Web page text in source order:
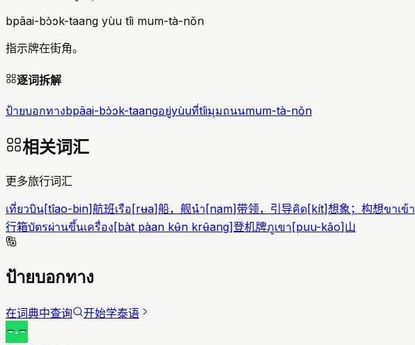
bpâai-bɔ̀ɔk-taang yùu tîi mum-tà-nǒn
指示牌在街角。
逐词拆解
ป้ายบอกทางbpâai-bɔ̀ɔk-taangอยู่yùuที่tîiมุมถนนmum-tà-nǒn
相关词汇
更多旅行词汇
เที่ยวบิน[tîao-bin]航班เรือ[rʉa]船，舰นำ[nam]带领，引导คิด[kít]想象；构想ขาเข้า
行箱บัตรผ่านขึ้นเครื่อง[bàt pàan kʉ̂n krʉ̂ang]登机牌ภูเขา[puu-kǎo]山
ป้ายบอกทาง
在词典中查询 开始学泰语